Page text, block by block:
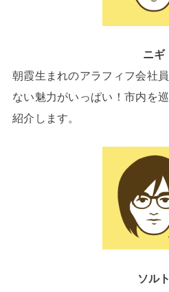
ニギ
朝霞生まれのアラフィフ会社
ない魅力がいっぱい！市内を
紹介します。
ソルト